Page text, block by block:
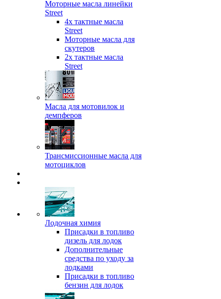
Моторные масла линейки
Street
4х тактные масла
Street
Моторные масла для
скутеров
2х тактные масла
Street
Масла для мотовилок и
демпферов
Трансмиссионные масла для
мотоциклов
Лодочная химия
Присадки в топливо
дизель для лодок
Дополнительные
средства по уходу за
лодками
Присадки в топливо
бензин для лодок